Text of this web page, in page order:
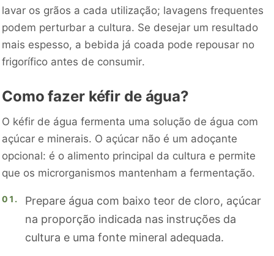
lavar os grãos a cada utilização; lavagens frequentes
podem perturbar a cultura. Se desejar um resultado
mais espesso, a bebida já coada pode repousar no
frigorífico antes de consumir.
Como fazer kéfir de água?
O kéfir de água fermenta uma solução de água com
açúcar e minerais. O açúcar não é um adoçante
opcional: é o alimento principal da cultura e permite
que os microrganismos mantenham a fermentação.
Prepare água com baixo teor de cloro, açúcar
na proporção indicada nas instruções da
cultura e uma fonte mineral adequada.